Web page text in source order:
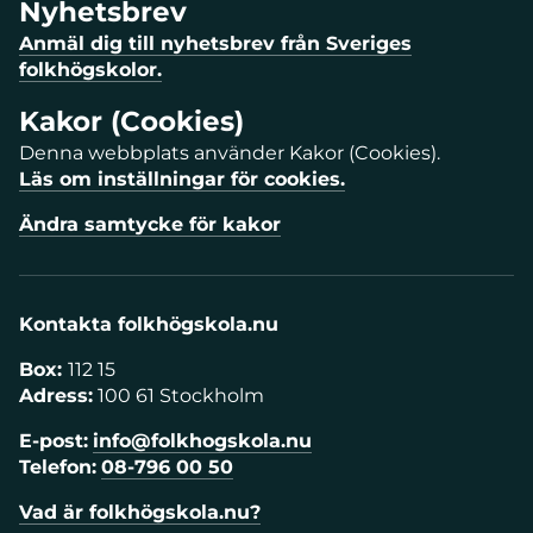
Nyhetsbrev
Anmäl dig till nyhetsbrev från Sveriges
folkhögskolor.
Kakor (Cookies)
Denna webbplats använder Kakor (Cookies).
Läs om inställningar för cookies.
Ändra samtycke för kakor
Kontakta folkhögskola.nu
Box: 112 15
Adress: 100 61 Stockholm
E-post: info@folkhogskola.nu
Telefon: 08-796 00 50
Vad är folkhögskola.nu?